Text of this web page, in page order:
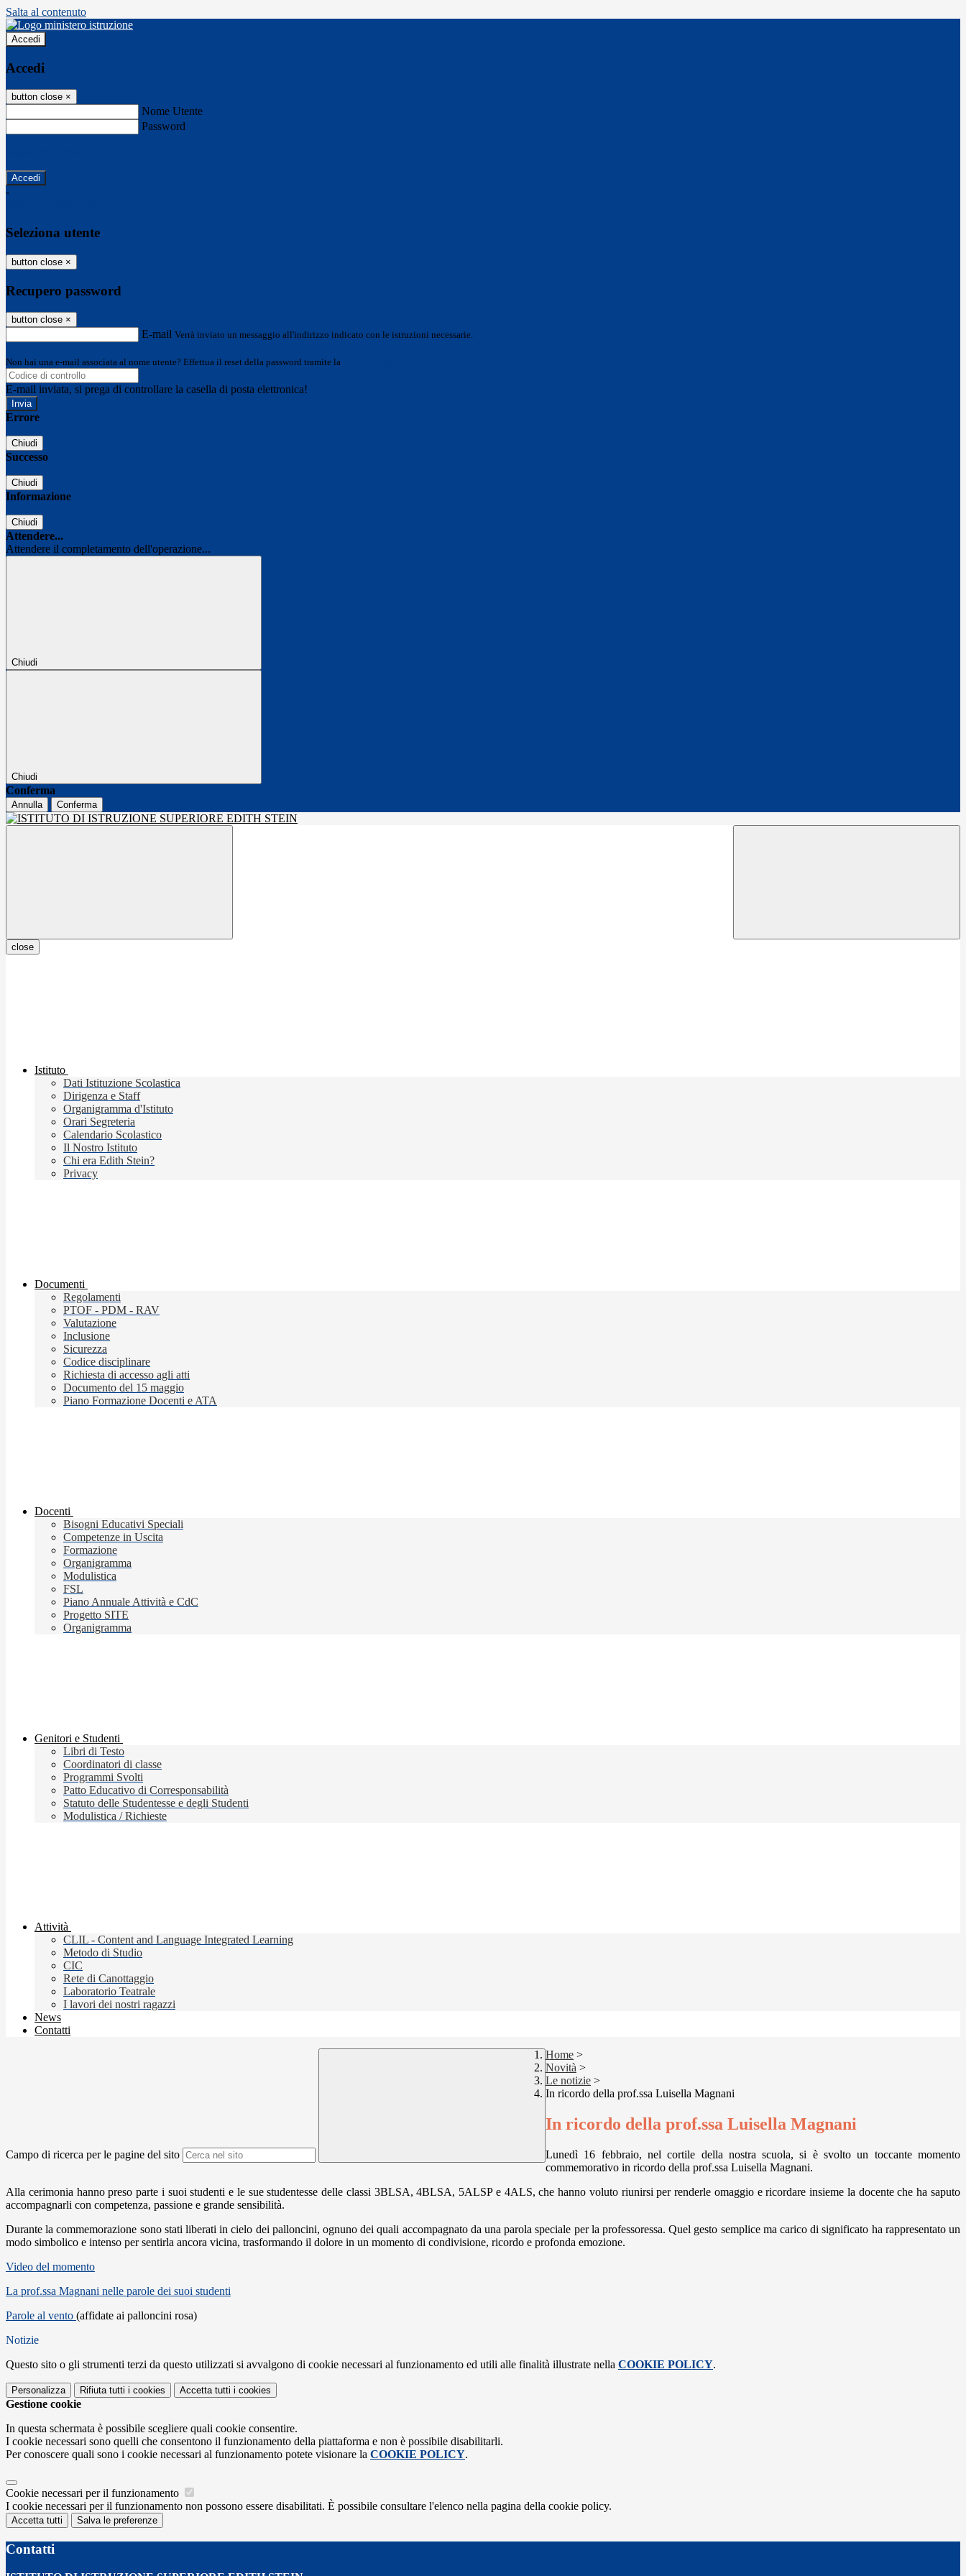
Salta al contenuto
Accedi
Accedi
button close ×
Nome Utente
Password
-
Seleziona utente
button close ×
Recupero password
button close ×
E-mail Verrà inviato un messaggio all'indirizzo indicato con le istruzioni necessarie.
Non hai una e-mail associata al nome utente? Effettua il reset della password tramite la
E-mail inviata, si prega di controllare la casella di posta elettronica!
Errore
Chiudi
Successo
Chiudi
Informazione
Chiudi
Attendere...
Attendere il completamento dell'operazione...
Chiudi
Chiudi
Conferma
Annulla Conferma
close
Istituto
Dati Istituzione Scolastica
Dirigenza e Staff
Organigramma d'Istituto
Orari Segreteria
Calendario Scolastico
Il Nostro Istituto
Chi era Edith Stein?
Privacy
Documenti
Regolamenti
PTOF - PDM - RAV
Valutazione
Inclusione
Sicurezza
Codice disciplinare
Richiesta di accesso agli atti
Documento del 15 maggio
Piano Formazione Docenti e ATA
Docenti
Bisogni Educativi Speciali
Competenze in Uscita
Formazione
Organigramma
Modulistica
FSL
Piano Annuale Attività e CdC
Progetto SITE
Organigramma
Genitori e Studenti
Libri di Testo
Coordinatori di classe
Programmi Svolti
Patto Educativo di Corresponsabilità
Statuto delle Studentesse e degli Studenti
Modulistica / Richieste
Attività
CLIL - Content and Language Integrated Learning
Metodo di Studio
CIC
Rete di Canottaggio
Laboratorio Teatrale
I lavori dei nostri ragazzi
News
Contatti
Campo di ricerca per le pagine del sito
Home >
Novità >
Le notizie >
In ricordo della prof.ssa Luisella Magnani
In ricordo della prof.ssa Luisella Magnani
Lunedì 16 febbraio, nel cortile della nostra scuola, si è svolto un toccante momento
commemorativo in ricordo della prof.ssa Luisella Magnani.
Alla cerimonia hanno preso parte i suoi studenti e le sue studentesse delle classi 3BLSA, 4BLSA, 5ALSP e 4ALS, che hanno voluto riunirsi per renderle omaggio e ricordare insieme la docente che ha saputo
accompagnarli con competenza, passione e grande sensibilità.
Durante la commemorazione sono stati liberati in cielo dei palloncini, ognuno dei quali accompagnato da una parola speciale per la professoressa. Quel gesto semplice ma carico di significato ha rappresentato un
modo simbolico e intenso per sentirla ancora vicina, trasformando il dolore in un momento di condivisione, ricordo e profonda emozione.
Video del momento
La prof.ssa Magnani nelle parole dei suoi studenti
Parole al vento (affidate ai palloncini rosa)
Notizie
Questo sito o gli strumenti terzi da questo utilizzati si avvalgono di cookie necessari al funzionamento ed utili alle finalità illustrate nella COOKIE POLICY.
Personalizza Rifiuta tutti i cookies Accetta tutti i cookies
Gestione cookie
In questa schermata è possibile scegliere quali cookie consentire.
I cookie necessari sono quelli che consentono il funzionamento della piattaforma e non è possibile disabilitarli.
Per conoscere quali sono i cookie necessari al funzionamento potete visionare la COOKIE POLICY.
Cookie necessari per il funzionamento
I cookie necessari per il funzionamento non possono essere disabilitati. È possibile consultare l'elenco nella pagina della cookie policy.
Accetta tutti Salva le preferenze
Contatti